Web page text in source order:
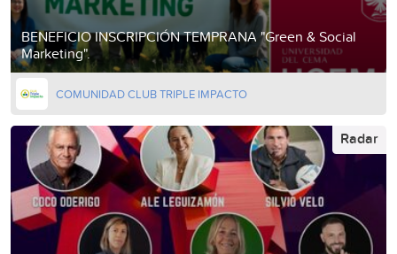
BENEFICIO INSCRIPCIÓN TEMPRANA "Green & Social
Marketing".
COMUNIDAD CLUB TRIPLE IMPACTO
Radar